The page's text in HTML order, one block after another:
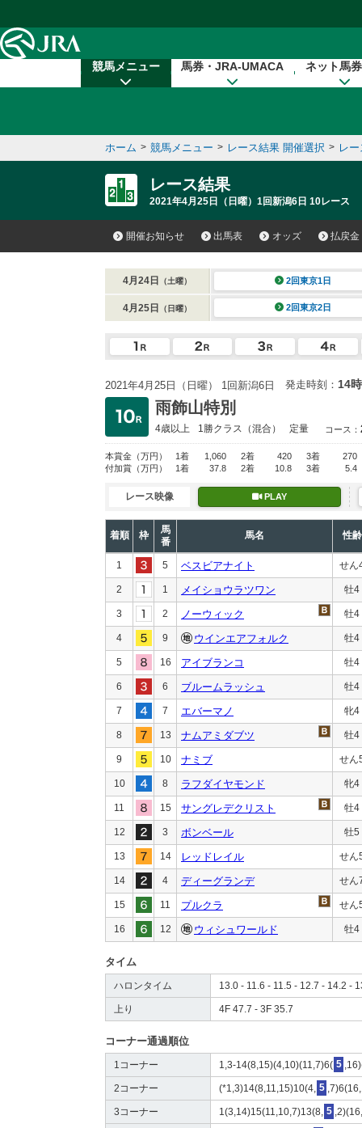
競馬メニュー 馬券・JRA-UMACA ネット馬
ホーム > 競馬メニュー > レース結果 開催選択 > レ
レース結果
2021年4月25日（日曜）1回新潟6日 10レース
開催お知らせ 出馬表 オッズ 払戻金
4月24日 （土曜） 2回東京1日
4月25日 （日曜） 2回東京2日
2021年4月25日（日曜） 1回新潟6日 発走時刻： 14
雨飾山特別
4歳以上 1勝クラス （混合） 定量 コース：
本賞金 （万円） 1着 1,060 2着 420 3着
270
付加賞 （万円） 1着 37.8 2着 10.8 3着 5.4
レース映像 PLAY
着順 枠
馬
番
馬名 性齢
1 5 ベスビアナイト せん
2 1 メイショウラツワン 牡4
3 2 ノーウィック 牡4
4 9 ウインエアフォルク 牡4
5 16 アイブランコ 牡4
6 6 ブルームラッシュ 牡4
7 7 エバーマノ 牝4
8 13 ナムアミダブツ 牡4
9 10 ナミブ せん
10 8 ラフダイヤモンド 牝4
11 15 サングレデクリスト 牡4
12 3 ボンベール 牡5
13 14 レッドレイル せん
14 4 ディーグランデ せん
15 11 プルクラ せん
16 12 ウィシュワールド 牡4
タイム
ハロンタイム 13.0 - 11.6 - 11.5 - 12.7 - 14.2 -
上り 4F 47.7 - 3F 35.7
コーナー通過順位
1コーナー 1,3-14(8,15)(4,10)(11,7)6( 5
2コーナー (*1,3)14(8,11,15)10(4, 5
3コーナー 1(3,14)15(11,10,7)13(8, 5